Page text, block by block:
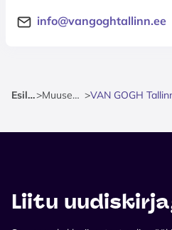
info@vangoghtallinn.ee
Esileht> Muuseumid >
Liitu